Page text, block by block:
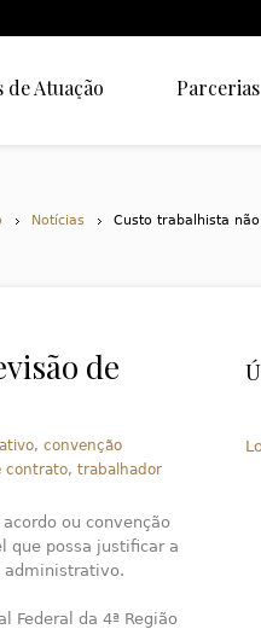
de Atuação Parcerias
Notícias Custo trabalhista
de
, convenção
contrato, trabalhador
ou convenção
que possa justificar a
administrativo.
Federal da 4ª Região